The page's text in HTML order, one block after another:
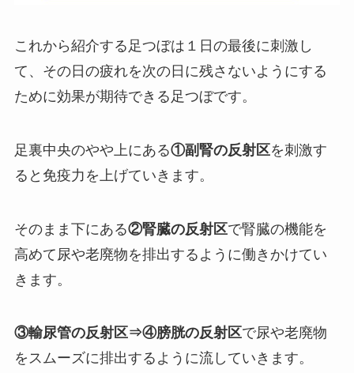
これから紹介する足つぼは１日の最後に刺激し
て、その日の疲れを次の日に残さないようにする
ために効果が期待できる足つぼです。
足裏中央のやや上にある①副腎の反射区を刺激す
ると免疫力を上げていきます。
そのまま下にある②腎臓の反射区で腎臓の機能を
高めて尿や老廃物を排出するように働きかけてい
きます。
③輸尿管の反射区⇒④膀胱の反射区で尿や老廃物
をスムーズに排出するように流していきます。